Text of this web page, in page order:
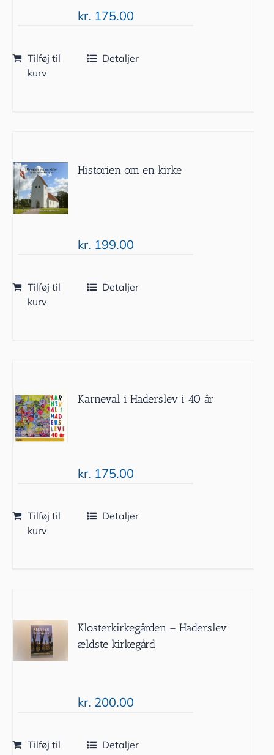
kr. 175.00
Tilføj til
kurv
Detaljer
Historien om en kirke
kr. 199.00
Tilføj til
kurv
Detaljer
Karneval i Haderslev i 40 år
kr. 175.00
Tilføj til
kurv
Detaljer
Klosterkirkegården – Haderslev
ældste kirkegård
kr. 200.00
Tilføj til
Detaljer